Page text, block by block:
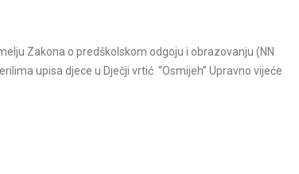
Zakona o predškolskom odgoju i obrazovanju (NN
upisa djece u Dječji vrtić “Osmijeh” Upravno vijeće